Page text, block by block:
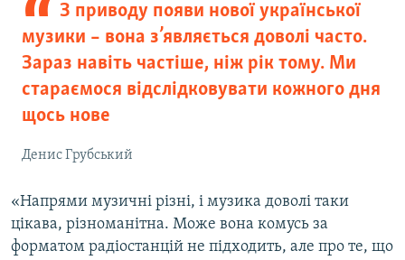
З приводу появи нової української
музики – вона з’являється доволі часто.
Зараз навіть частіше, ніж рік тому. Ми
стараємося відслідковувати кожного дня
щось нове
Денис Грубський
«Напрями музичні різні, і музика доволі таки
цікава, різноманітна. Може вона комусь за
форматом радіостанцій не підходить, але про те, що